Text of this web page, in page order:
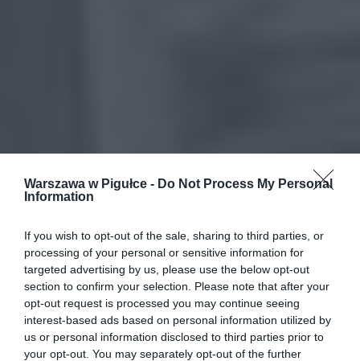
Warszawa w Pigułce - Do Not Process My Personal
Information
If you wish to opt-out of the sale, sharing to third parties, or
processing of your personal or sensitive information for
targeted advertising by us, please use the below opt-out
section to confirm your selection. Please note that after your
opt-out request is processed you may continue seeing
interest-based ads based on personal information utilized by
us or personal information disclosed to third parties prior to
your opt-out. You may separately opt-out of the further